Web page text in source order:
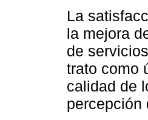
La
la mejora
de
trato como
calidad de
percepción